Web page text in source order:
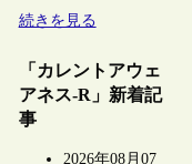
続きを見る
「カレントアウェ
アネス-R」新着記
事
2026年08月07